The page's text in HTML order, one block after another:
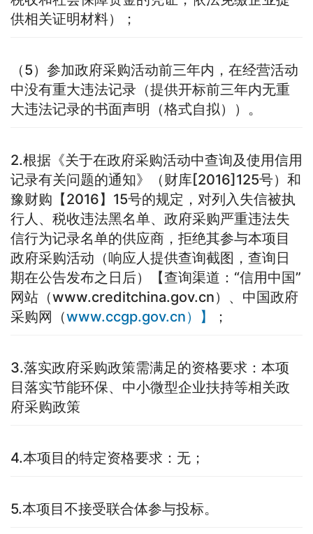
供相关证明材料）；
（5）参加政府采购活动前三年内，在经营活动
中没有重大违法记录（提供开标前三年内无重
大违法记录的书面声明（格式自拟））。
2.根据《关于在政府采购活动中查询及使用信用
记录有关问题的通知》（财库[2016]125号）和
豫财购【2016】15号的规定，对列入失信被执
行人、税收违法黑名单、政府采购严重违法失
信行为记录名单的供应商，拒绝其参与本项目
政府采购活动（响应人提供查询截图，查询日
期在公告发布之日后）【查询渠道：“信用中国”
网站（www.creditchina.gov.cn）、中国政府
采购网（www.ccgp.gov.cn）】 ；
3.落实政府采购政策需满足的资格要求：本项
目落实节能环保、中小微型企业扶持等相关政
府采购政策
4.本项目的特定资格要求：无；
5.本项目不接受联合体参与投标。